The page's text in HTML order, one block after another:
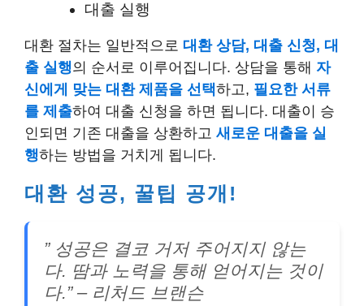
대출 실행
대환 절차는 일반적으로 대환 상담, 대출 신청, 대
출 실행의 순서로 이루어집니다. 상담을 통해 자
신에게 맞는 대환 제품을 선택하고, 필요한 서류
를 제출하여 대출 신청을 하면 됩니다. 대출이 승
인되면 기존 대출을 상환하고 새로운 대출을 실
행하는 방법을 거치게 됩니다.
대환 성공, 꿀팁 공개!
” 성공은 결코 거저 주어지지 않는
다. 땀과 노력을 통해 얻어지는 것이
다.” – 리처드 브랜슨